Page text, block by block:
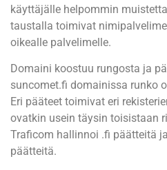
käyttäjälle helpommin
taustalla toimivat
oikealle palvelimelle.
Domaini koostuu rungosta ja
suncomet.fi domainissa runko
Eri pääteet toimivat eri
ovatkin usein täysin toisistaan
Traficom hallinnoi .fi päätteitä
päätteitä.